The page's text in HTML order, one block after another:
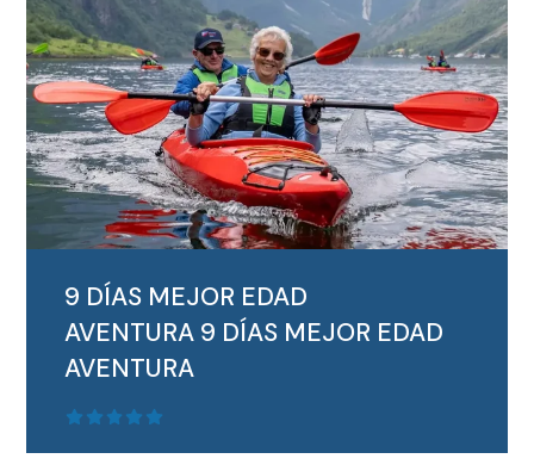
SEGUIR LEYENDO
9 DÍAS MEJOR EDAD
AVENTURA 9 DÍAS MEJOR EDAD
AVENTURA